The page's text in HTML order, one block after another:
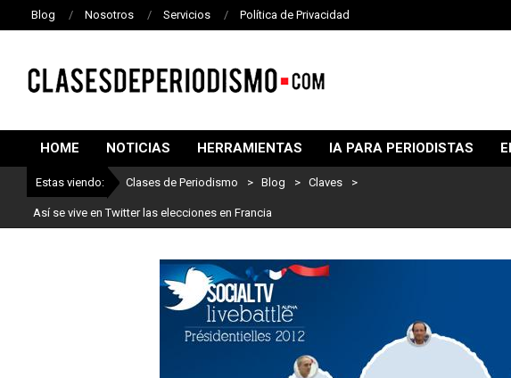
Blog Nosotros Servicios Política de Privacidad
DE
PERIODISMO
HOME NOTICIAS HERRAMIENTAS IA PARA PERIODISTAS
Estas viendo: Clases de Periodismo > Blog > Claves >
Así se vive en Twitter las elecciones en Francia
Lo mejor